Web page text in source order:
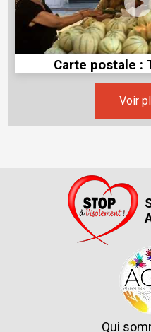
Carte postale :
Voir
Qui